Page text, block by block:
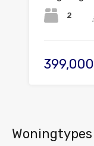
2
Woningtypes